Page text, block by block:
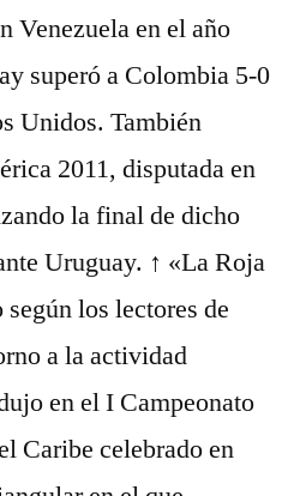
Venezuela en el año
superó a Colombia 5-0
Unidos. También
2011, disputada en
la final de dicho
Uruguay. ↑ «La Roja
los lectores de
a la actividad
en el I Campeonato
Caribe celebrado en